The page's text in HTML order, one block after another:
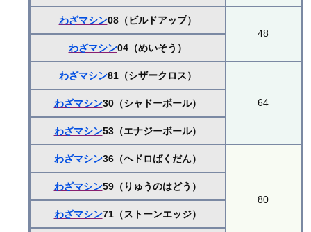
わざマシン08（ビルドアップ）
48
わざマシン04（めいそう）
わざマシン81（シザークロス）
64
わざマシン30（シャドーボール）
わざマシン53（エナジーボール）
わざマシン36（ヘドロばくだん）
80
わざマシン59（りゅうのはどう）
わざマシン71（ストーンエッジ）